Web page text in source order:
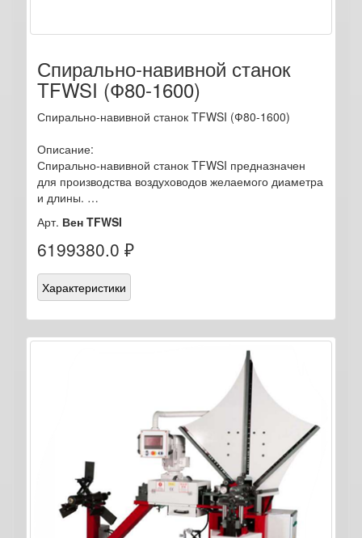
Спирально-навивной станок
TFWSI (Ф80-1600)
Спирально-навивной станок TFWSI (Ф80-1600)
Описание:
Спирально-навивной станок TFWSI предназначен
для производства воздуховодов желаемого диаметра
и длины. …
Арт. Вен TFWSI
6199380.0 ₽
Характеристики